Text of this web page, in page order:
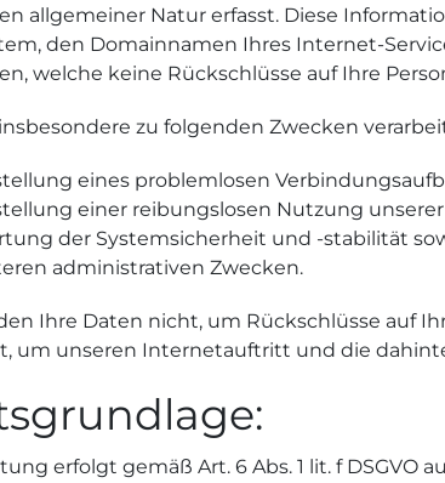
allgemeiner Natur erfasst. Diese
den Domainnamen Ihres Internet-
welche keine Rückschlüsse auf Ihre
zu folgenden Zwecken
eines problemlosen
einer reibungslosen Nutzung
der Systemsicherheit und -stabilität
administrativen Zwecken.
Ihre Daten nicht, um Rückschlüsse auf
um unseren Internetauftritt und die
erfolgt gemäß Art. 6 Abs. 1 lit. f